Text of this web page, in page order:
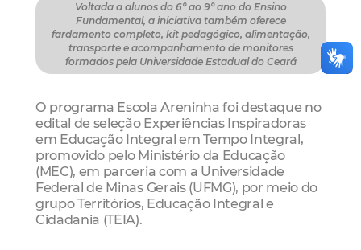
Voltada a alunos do 6º ao 9º ano do Ensino
Fundamental, a iniciativa também oferece
fardamento completo, kit pedagógico, alimentação,
transporte e acompanhamento de monitores
formados pela Universidade Estadual do Ceará
O programa Escola Areninha foi destaque no
edital de seleção Experiências Inspiradoras
em Educação Integral em Tempo Integral,
promovido pelo Ministério da Educação
(MEC), em parceria com a Universidade
Federal de Minas Gerais (UFMG), por meio do
grupo Territórios, Educação Integral e
Cidadania (TEIA).